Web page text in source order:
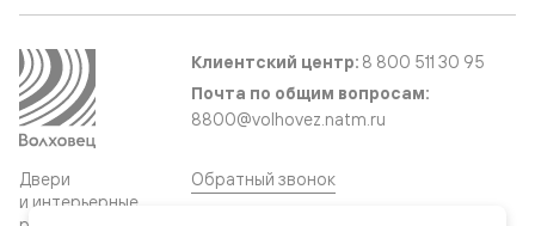
Двери
и интерьерные
Клиентский центр: 8 800 511 30 95
Почта по общим вопросам:
8800@volhovez.natm.ru
Обратный звонок